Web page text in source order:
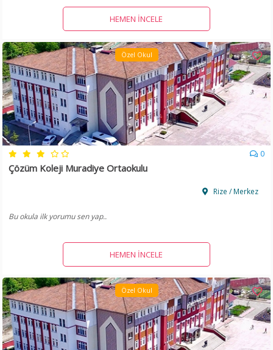
HEMEN İNCELE
Özel Okul
0
Çözüm Koleji Muradiye Ortaokulu
Rize / Merkez
Bu okula ilk yorumu sen yap..
HEMEN İNCELE
Özel Okul